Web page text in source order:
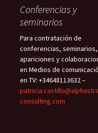
Conferencias y
seminarios
Para contratación de
conferencias, seminarios,
apariciones y
en Medios de
en TV: +34648113632 –
consulting.com